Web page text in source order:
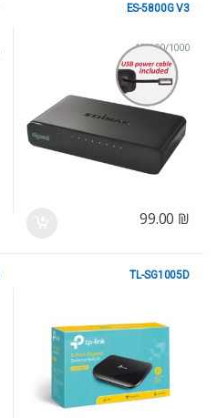
10/100/1000
ES-5800G V3
99.00 ₪
TL-SG1005D